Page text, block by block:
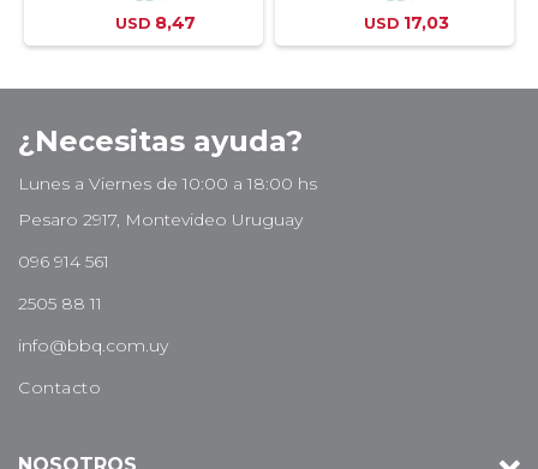
USD 8,47 USD 17,03
¿Necesitas ayuda?
Lunes a Viernes de 10:00 a 18:00 hs
Pesaro 2917, Montevideo Uruguay
096 914 561
2505 88 11
info@bbq.com.uy
Contacto